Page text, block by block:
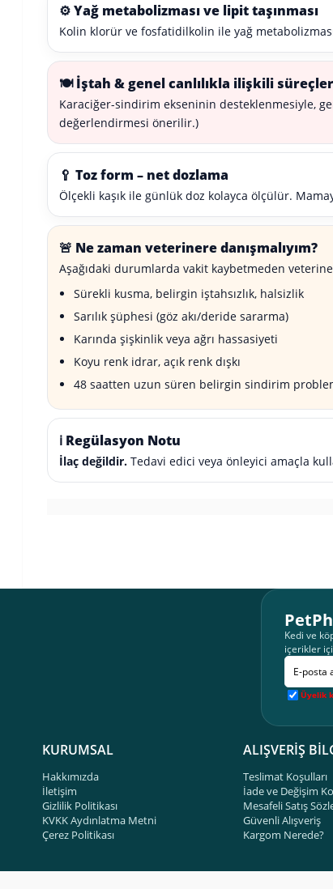
⚙️ Yağ metabolizması ve lipit taşınması
Kolin klorür ve fosfatidilkolin ile yağ
🍽️ İştah & genel canlılıkla ilişkili
Karaciğer-sindirim ekseninin desteklenmesiyle,
değerlendirmesi önerilir.)
🥄 Toz form – net dozlama
Ölçekli kaşık ile günlük doz kolayca ölçülür.
🚨 Ne zaman veterinere danışmalıyım?
Aşağıdaki durumlarda vakit kaybetmeden
Sürekli kusma, belirgin iştahsızlık, halsizlik
Sarılık şüphesi (göz akı/deride sararma)
Karında şişkinlik veya ağrı hassasiyeti
Koyu renk idrar, açık renk dışkı
48 saatten uzun süren belirgin sindirim
ℹ️ Regülasyon Notu
İlaç değildir. Tedavi edici veya önleyici amaçla
Kedi ve
içerikler
Üyelik
KURUMSAL
Hakkımızda
İletişim
Gizlilik Politikası
KVKK Aydınlatma Metni
Çerez Politikası
ALIŞVERİŞ
Teslimat Koşulları
İade ve Değişim
Mesafeli Satış
Güvenli Alışveriş
Kargom Nerede?